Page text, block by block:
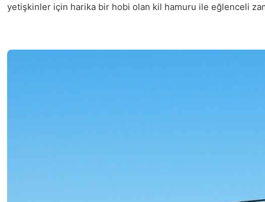
yetişkinler için harika bir hobi olan kil hamuru ile eğlenceli